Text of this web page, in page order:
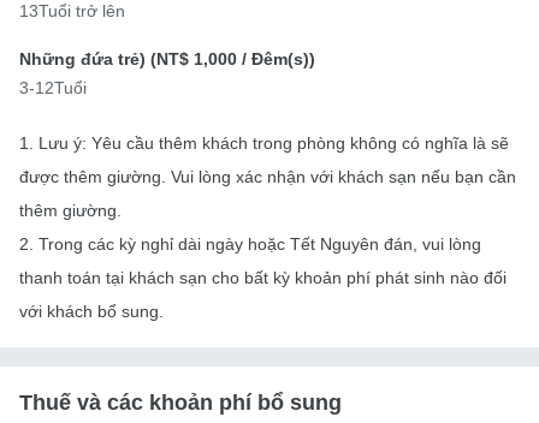
13Tuổi trở lên
Những đứa trẻ) (NT$ 1,000 / Đêm(s))
3-12Tuổi
1. Lưu ý: Yêu cầu thêm khách trong phòng không có nghĩa là sẽ
được thêm giường. Vui lòng xác nhận với khách sạn nếu bạn cần
thêm giường.
2. Trong các kỳ nghỉ dài ngày hoặc Tết Nguyên đán, vui lòng
thanh toán tại khách sạn cho bất kỳ khoản phí phát sinh nào đối
với khách bổ sung.
Thuế và các khoản phí bổ sung